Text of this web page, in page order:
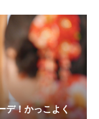
デ！かっこよく